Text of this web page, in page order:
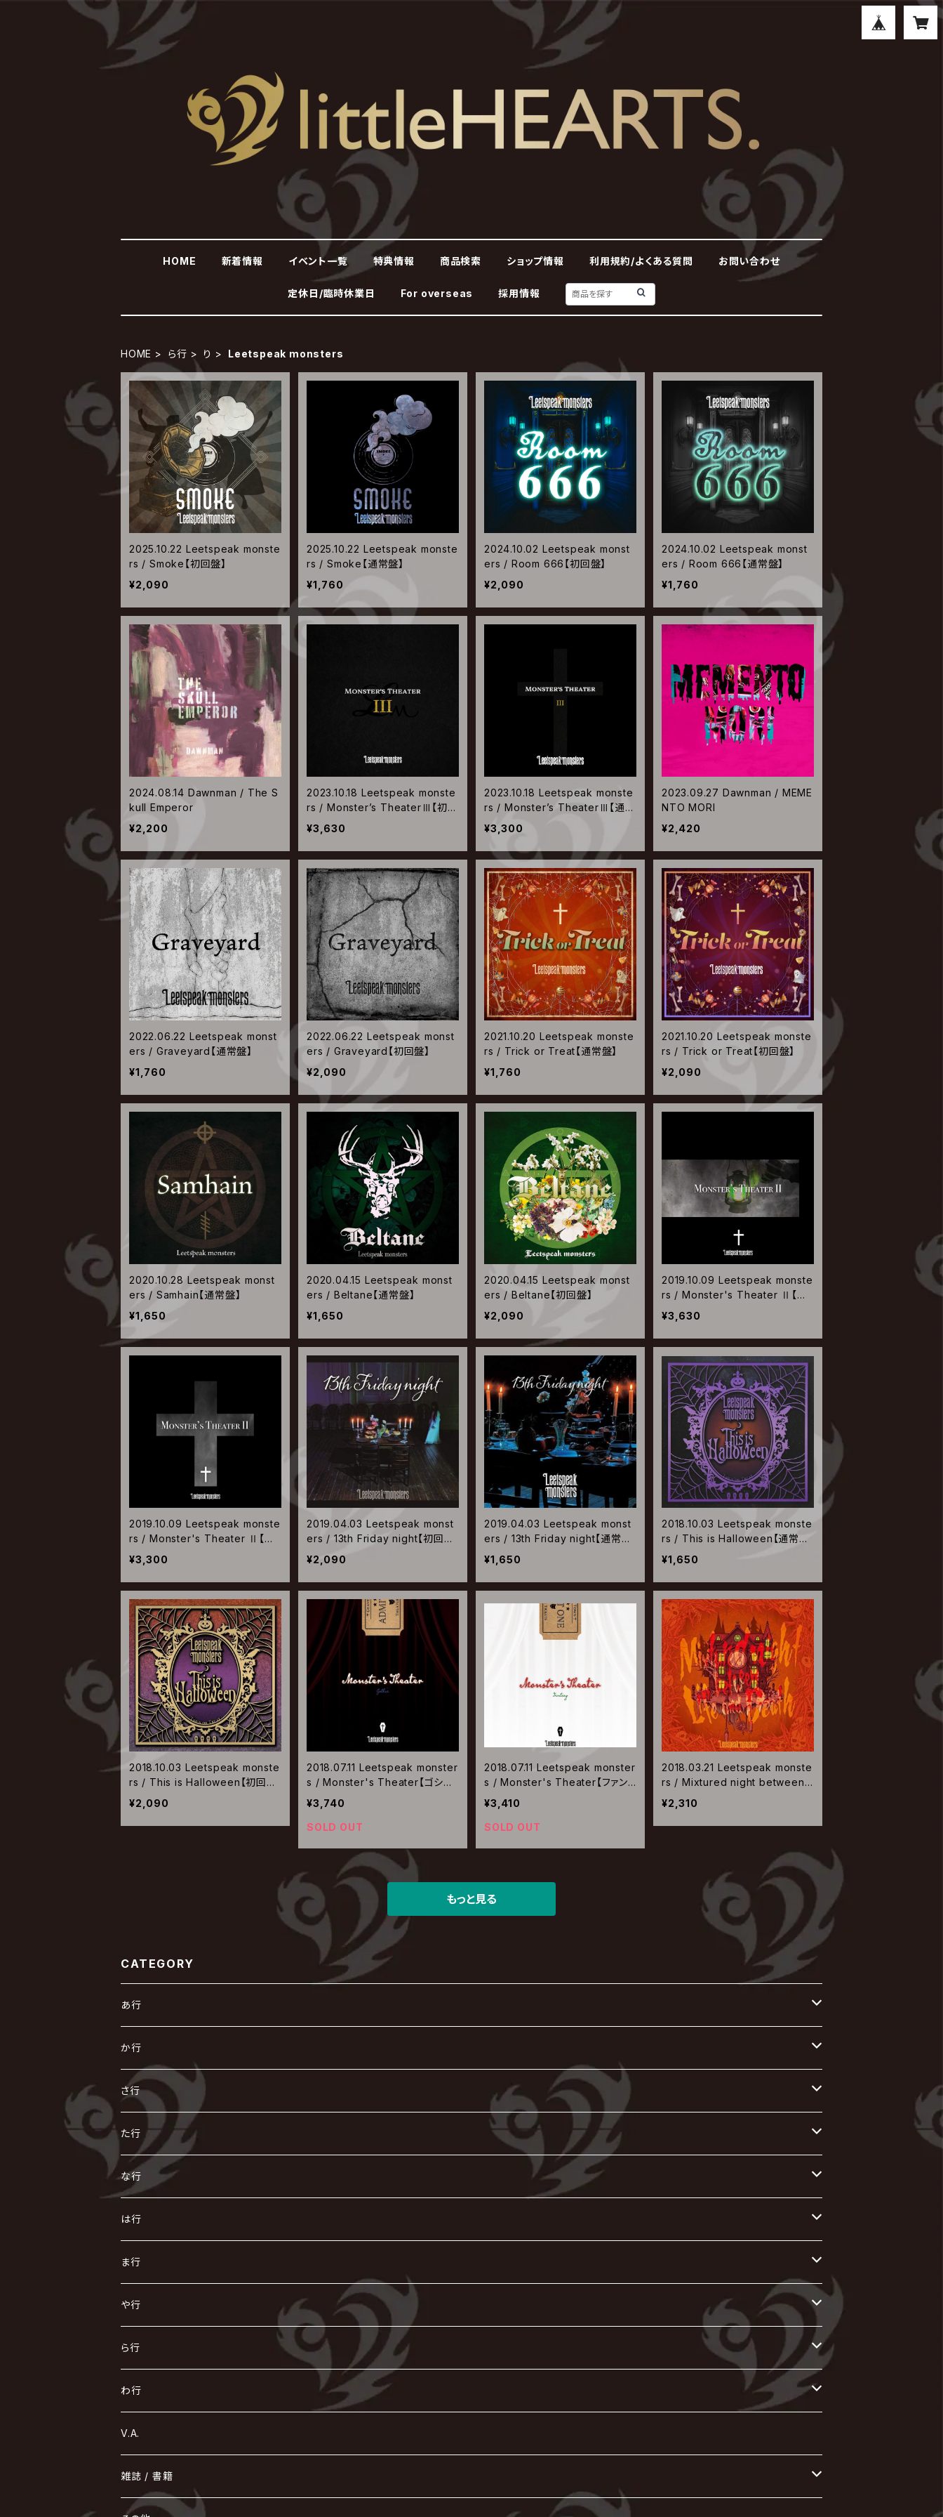
HOME 新着情報 イベント一覧 特典情報 商品検索 ショップ情報 利用規約/よくある質問 お問い合わせ
定休日/臨時休業日 For overseas 採用情報
HOME ら行 り Leetspeak monsters
2025.10.22 Leetspeak monste
rs / Smoke【初回盤】
¥2,090
2025.10.22 Leetspeak monste
rs / Smoke【通常盤】
¥1,760
2024.10.02 Leetspeak monst
ers / Room 666【初回盤】
¥2,090
2024.10.02 Leetspeak monst
ers / Room 666【通常盤】
¥1,760
2024.08.14 Dawnman / The S
kull Emperor
¥2,200
2023.10.18 Leetspeak monste
rs / Monster’s TheaterⅢ【初回
盤】
¥3,630
2023.10.18 Leetspeak monste
rs / Monster’s TheaterⅢ【通常
盤】
¥3,300
2023.09.27 Dawnman / MEME
NTO MORI
¥2,420
2022.06.22 Leetspeak monst
ers / Graveyard【通常盤】
¥1,760
2022.06.22 Leetspeak monst
ers / Graveyard【初回盤】
¥2,090
2021.10.20 Leetspeak monste
rs / Trick or Treat【通常盤】
¥1,760
2021.10.20 Leetspeak monste
rs / Trick or Treat【初回盤】
¥2,090
2020.10.28 Leetspeak monst
ers / Samhain【通常盤】
¥1,650
2020.04.15 Leetspeak monst
ers / Beltane【通常盤】
¥1,650
2020.04.15 Leetspeak monst
ers / Beltane【初回盤】
¥2,090
2019.10.09 Leetspeak monste
rs / Monster's Theater Ⅱ【初
回盤】
¥3,630
2019.10.09 Leetspeak monste
rs / Monster's Theater Ⅱ【通
常盤】
¥3,300
2019.04.03 Leetspeak monst
ers / 13th Friday night【初回
盤】
¥2,090
2019.04.03 Leetspeak monst
ers / 13th Friday night【通常
盤】
¥1,650
2018.10.03 Leetspeak monste
rs / This is Halloween【通常
盤】
¥1,650
2018.10.03 Leetspeak monste
rs / This is Halloween【初回限
定盤】
¥2,090
2018.07.11 Leetspeak monster
s / Monster's Theater【ゴシッ
ク盤】
¥3,740
SOLD OUT
2018.07.11 Leetspeak monster
s / Monster's Theater【ファン
タジー盤】
¥3,410
SOLD OUT
2018.03.21 Leetspeak monste
rs / Mixtured night between L
ife and Death【通常盤】
¥2,310
もっと見る
CATEGORY
あ行
あ
R指定
AIOLIN
i.D.A
Azavana
Acid Black Cherry
い
IKUO
exist†trace
色々な十字架
168 / 葵-168-
う
VIRGE / ヴァージュ
Waive
え
ACE OF SPADES
X JAPAN
お
AURORIZE
OFIAM
か行
か
怪人二十面奏
Kαin
the GazettE
GOTCHAROCKA
KAMIJO
き
KISAKI
キズ
KIRITO / キリト
己龍
く
Crack6
グラビティ
黒夢
け
[ kei ] / 圭
仮病
こ
GOATBED
ゴールデンボンバー
さ行
さ
ザアザア
The THIRTEEN
XANVALA
し
Zeke Deux
Z CLEAR
ジグソウ
シド
す
Z CLEAR
超ジャシー
SPLENDID GOD GIRAFFE
せ
ゼラ
零[Hz]
そ
SOPHIA
ZOMBIE / ぞんび
た行
た
DASEIN
DAIGO
逹瑯
DAVID / SUI / 縁
ち
CHAQLA.
つ
て
D
DIAURA
Develop One's Faculties
と
東京花嫁
Tourbillon
DOG inthePWO
な行
な
NIGHTMARE
NAZARE
に
NiEL
NICOLAS
ぬ
nurié
ね
NETH PRIERE CAIN
NEVERLAND
の
NoGoD
NOCTURNAL BLOODLUST
は行
は
heidi.
H.U.G
花見桜こうき
ひ
HERO
美炎-BIEN-
ヒッチコック
ふ
Far East Dizain
Fatüm
FEST VAINQUEUR
へ
BabyKingdom
THE BEETHOVEN
PENICILLIN
ほ
POIDOL
HOLLOWGRAM
ま行
ま
THE MICRO HEAD 4N'S
MAO / マオ from SID
Magistina Saga
み
未完成アリス
ミスイ
MIMIZUQ
む
MUCC / ムック
め
メトロノーム
MERRY / メリー
も
や行
や
ヤミテラ / 外道反逆者ヤミテラ
ゆ
YUKIYA / 藤田幸也
ユナイト
よ
ら行
ら
rice
Rides In ReVellion
Raphael
り
Leetspeak monsters
Ricky
る
わ行
わ
wyse
我が為
V.A.
雑誌 / 書籍